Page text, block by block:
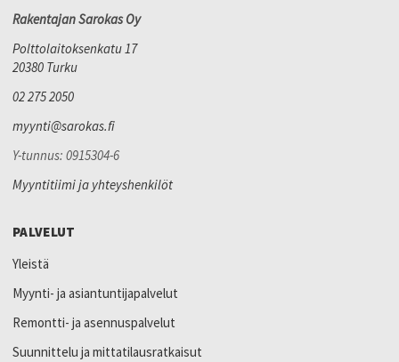
Rakentajan Sarokas Oy
Polttolaitoksenkatu 17
20380 Turku
02 275 2050
myynti@sarokas.fi
Y-tunnus: 0915304-6
Myyntitiimi ja yhteyshenkilöt
PALVELUT
Yleistä
Myynti- ja asiantuntijapalvelut
Remontti- ja asennuspalvelut
Suunnittelu ja mittatilausratkaisut